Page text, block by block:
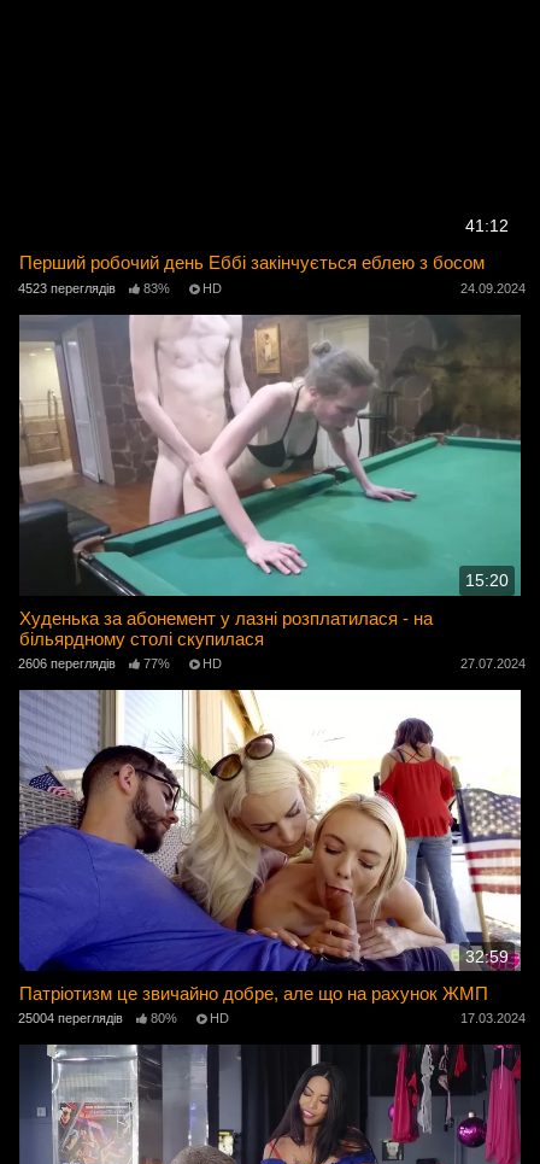
41:12
Перший робочий день Еббі закінчується еблею з босом
4523 переглядів 83% HD 24.09.2024
15:20
Худенька за абонемент у лазні розплатилася - на
більярдному столі скупилася
2606 переглядів 77% HD 27.07.2024
32:59
Патріотизм це звичайно добре, але що на рахунок ЖМП
25004 переглядів 80% HD 17.03.2024